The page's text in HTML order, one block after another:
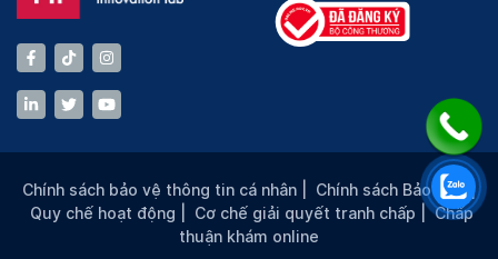
Chính sách bảo vệ thông tin cá nhân Chính sách Bảo mật |
Quy chế hoạt động
Cơ chế giải quyết tranh chấp |Chấp
thuận khám online